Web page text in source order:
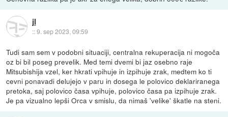
jl
::9. sep 2023, 09:59
Tudi sam sem v podobni situaciji, centralna rekuperacija ni mogoča
oz bi bil poseg prevelik. Med temi dvemi bi jaz osebno raje
Mitsubishija vzel, ker hkrati vpihuje in izpihuje zrak, medtem ko ti
cevni ponavadi delujejo v paru in dosega le polovico deklariranega
pretoka, saj polovico časa vpihuje, polovico časa pa izpihuje zrak.
Je pa vizualno lepši Orca v smislu, da nimaš 'velike' škatle na steni.